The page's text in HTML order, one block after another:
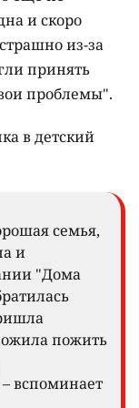
и скоро
из-за
принять
проблемы".
в детский
семья,
и
"Дома
пожить
вспоминает